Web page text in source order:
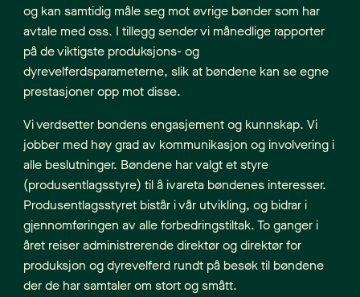
og kan samtidig måle seg mot øvrige bønder som har
avtale med oss. I tillegg sender vi månedlige rapporter
på de viktigste produksjons- og
dyrevelferdsparameterne, slik at bøndene kan se egne
prestasjoner opp mot disse.
Vi verdsetter bondens engasjement og kunnskap. Vi
jobber med høy grad av kommunikasjon og involvering i
alle beslutninger. Bøndene har valgt et styre
(produsentlagsstyre) til å ivareta bøndenes interesser.
Produsentlagsstyret bistår i vår utvikling, og bidrar i
gjennomføringen av alle forbedringstiltak. To ganger i
året reiser administrerende direktør og direktør for
produksjon og dyrevelferd rundt på besøk til bøndene
der de har samtaler om stort og smått.